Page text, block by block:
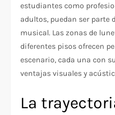
estudiantes como
adultos, puedan ser parte
musical. Las zonas de
diferentes pisos ofrecen
escenario, cada una con
ventajas visuales y
La